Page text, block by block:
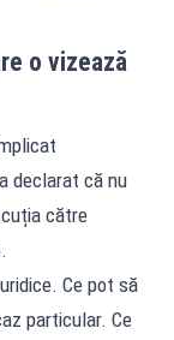
o vizează
declarat că nu
către
Ce pot să
particular. Ce